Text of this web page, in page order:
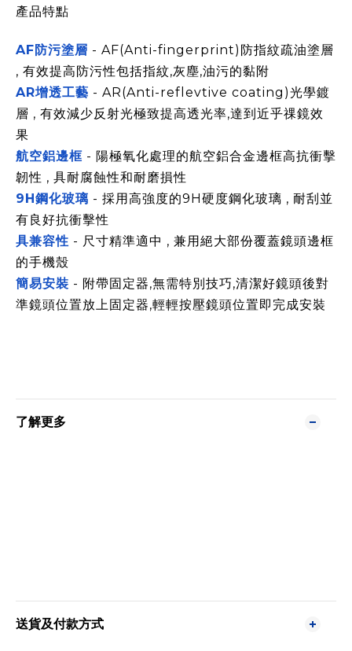
產品特點
AF防污塗層 - AF(Anti-fingerprint)防指紋疏油塗層
, 有效提高防污性包括指紋,灰塵,油污的黏附
AR增透工藝 - AR(Anti-reflevtive coating)光學鍍
層 , 有效減少反射光極致提高透光率,達到近乎祼鏡效
果
航空鋁邊框 - 陽極氧化處理的航空鋁合金邊框高抗衝擊
韌性 , 具耐腐蝕性和耐磨損性
9H鋼化玻璃 - 採用高強度的9H硬度鋼化玻璃 , 耐刮並
有良好抗衝擊性
具兼容性 - 尺寸精準適中 , 兼用絕大部份覆蓋鏡頭邊框
的手機殼
簡易安裝 - 附帶固定器,無需特別技巧,清潔好鏡頭後對
準鏡頭位置放上固定器,輕輕按壓鏡頭位置即完成安裝
了解更多
送貨及付款方式